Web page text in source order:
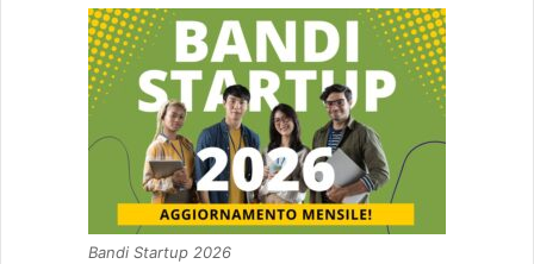
Bandi Startup 2026